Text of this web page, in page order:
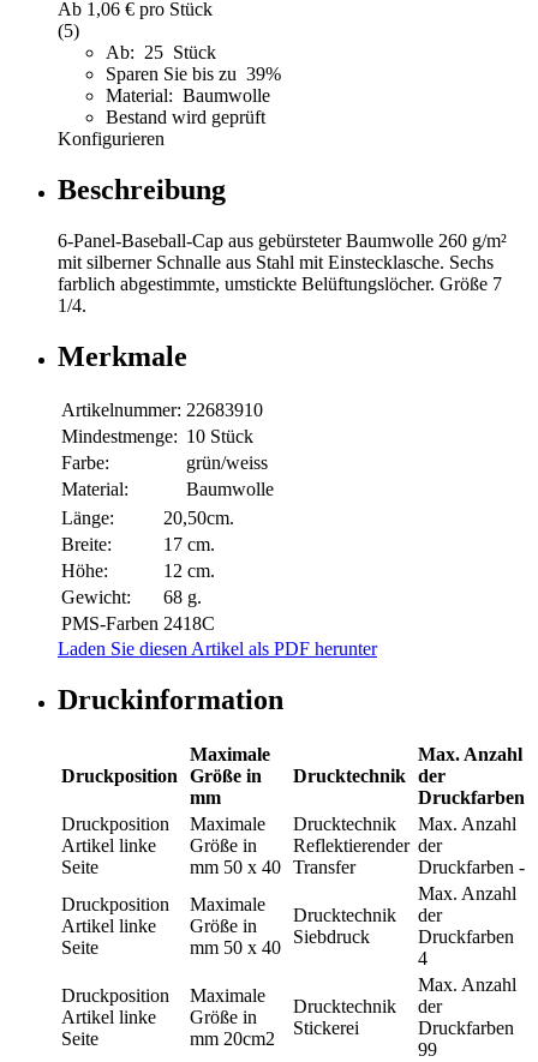
Ab 1,06 € pro Stück
(5)
Ab: 25 Stück
Sparen Sie bis zu 39%
Material: Baumwolle
Bestand wird geprüft
Konfigurieren
Beschreibung
6-Panel-Baseball-Cap aus gebürsteter Baumwolle 260 g/m²
mit silberner Schnalle aus Stahl mit Einstecklasche. Sechs
farblich abgestimmte, umstickte Belüftungslöcher. Größe 7
1/4.
Merkmale
Artikelnummer: 22683910
Mindestmenge: 10 Stück
Farbe:
grün/weiss
Material:
Baumwolle
Länge:
20,50cm.
Breite:
17 cm.
Höhe:
12 cm.
Gewicht:
68 g.
PMS-Farben 2418C
Laden Sie diesen Artikel als PDF herunter
Druckinformation
Druckposition
Maximale
Größe in
mm
Drucktechnik
Max. Anzahl
der
Druckfarben
Druckposition
Artikel linke
Seite
Maximale
Größe in
mm 50 x 40
Drucktechnik
Reflektierender
Transfer
Max. Anzahl
der
Druckfarben -
Druckposition
Artikel linke
Seite
Maximale
Größe in
mm 50 x 40
Drucktechnik
Siebdruck
Max. Anzahl
der
Druckfarben
4
Druckposition
Artikel linke
Seite
Maximale
Größe in
mm 20cm2
Drucktechnik
Stickerei
Max. Anzahl
der
Druckfarben
99